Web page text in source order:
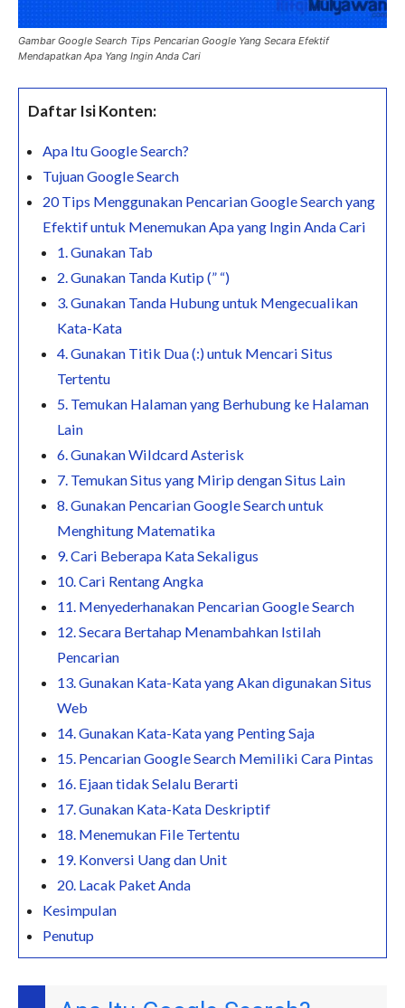
Gambar Google Search Tips Pencarian Google Yang Secara Efektif
Mendapatkan Apa Yang Ingin Anda Cari
Daftar Isi Konten:
Apa Itu Google Search?
Tujuan Google Search
20 Tips Menggunakan Pencarian Google Search yang
Efektif untuk Menemukan Apa yang Ingin Anda Cari
1. Gunakan Tab
2. Gunakan Tanda Kutip (” “)
3. Gunakan Tanda Hubung untuk Mengecualikan
Kata-Kata
4. Gunakan Titik Dua (:) untuk Mencari Situs
Tertentu
5. Temukan Halaman yang Berhubung ke Halaman
Lain
6. Gunakan Wildcard Asterisk
7. Temukan Situs yang Mirip dengan Situs Lain
8. Gunakan Pencarian Google Search untuk
Menghitung Matematika
9. Cari Beberapa Kata Sekaligus
10. Cari Rentang Angka
11. Menyederhanakan Pencarian Google Search
12. Secara Bertahap Menambahkan Istilah
Pencarian
13. Gunakan Kata-Kata yang Akan digunakan Situs
Web
14. Gunakan Kata-Kata yang Penting Saja
15. Pencarian Google Search Memiliki Cara Pintas
16. Ejaan tidak Selalu Berarti
17. Gunakan Kata-Kata Deskriptif
18. Menemukan File Tertentu
19. Konversi Uang dan Unit
20. Lacak Paket Anda
Kesimpulan
Penutup